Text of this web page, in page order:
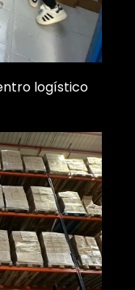
logístico